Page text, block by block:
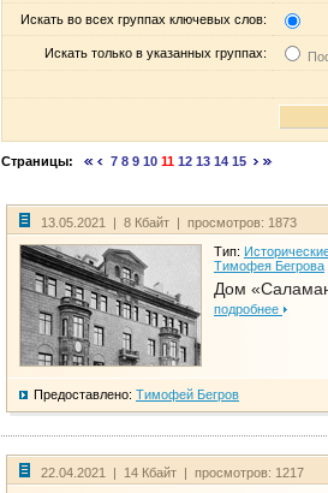
Искать во всех группах ключевых слов:
Искать только в указанных группах:
Страницы: 7 8 9 10 11 12 13 14 15
13.05.2021 | 8 Кбайт | просмотров: 1873
Тип:
Тимофея Бегрова
Дом
подробнее
Предоставлено: Тимофей Бегров
22.04.2021 | 14 Кбайт | просмотров: 1217